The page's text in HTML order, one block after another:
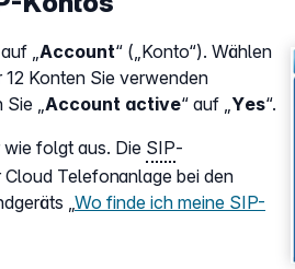
„Account“ („Konto“). Wählen
Konten Sie verwenden
„Account active“ auf „Yes“.
folgt aus. Die SIP-
Telefonanlage bei den
„Wo finde ich meine SIP-